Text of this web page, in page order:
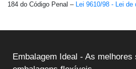
184 do Código Penal – Lei 9610/98 - Lei de
Embalagem Ideal - As melhores